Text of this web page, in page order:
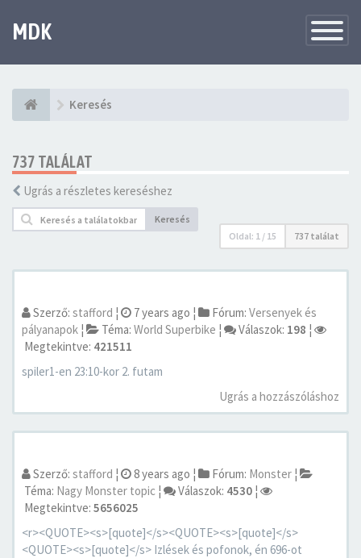
navigáció
MDK
Keresés
737 TALÁLAT
Ugrás a részletes kereséshez
Keresés
Oldal: 1 / 15 737 találat
Szerző: stafford ¦ 7 years ago ¦ Fórum: Versenyek és
pályanapok ¦ Téma: World Superbike ¦ Válaszok: 198 ¦
Megtekintve: 421511
spiler1-en 23:10-kor 2. futam
Ugrás a hozzászóláshoz
Szerző: stafford ¦ 8 years ago ¦ Fórum: Monster ¦
Téma: Nagy Monster topic ¦ Válaszok: 4530 ¦
Megtekintve: 5656025
<r><QUOTE><s>[quote]</s><QUOTE><s>[quote]</s>
<QUOTE><s>[quote]</s> Izlések és pofonok, én 696-ot